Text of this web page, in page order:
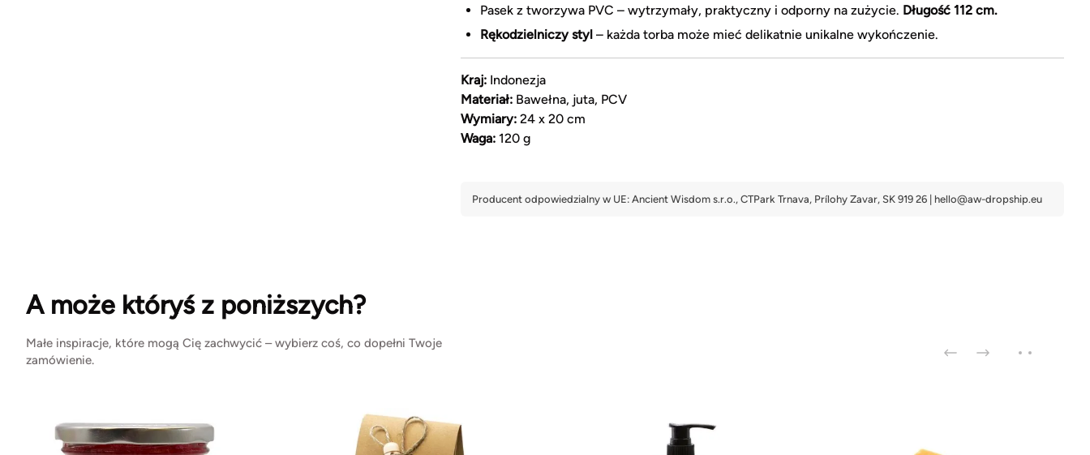
Pasek z tworzywa PVC – wytrzymały, praktyczny i odporny na zużycie. Długość 112 cm.
Rękodzielniczy styl – każda torba może mieć delikatnie unikalne wykończenie.
Kraj: Indonezja
Materiał: Bawełna, juta, PCV
Wymiary: 24 x 20 cm
Waga: 120 g
A może któryś z poniższych?
Małe inspiracje, które mogą Cię zachwycić – wybierz coś, co dopełni Twoje
zamówienie.